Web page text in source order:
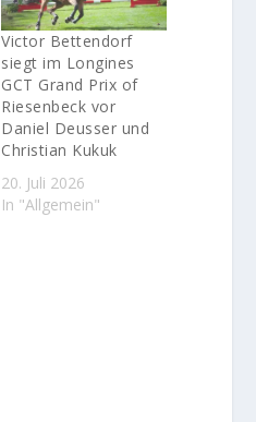
Victor Bettendorf
siegt im Longines
GCT Grand Prix of
Riesenbeck vor
Daniel Deusser und
Christian Kukuk
20. Juli 2026
In "Allgemein"